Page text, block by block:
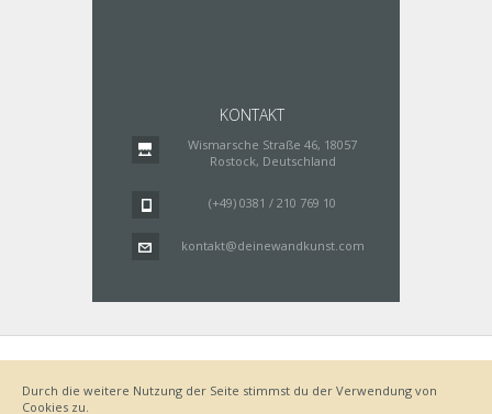
KONTAKT
Wismarsche Straße 46, 18057
Rostock, Deutschland
(+49) 0381 / 210 769 10
kontakt@deinewandkunst.com
Datenschutz
Lieferung
Bestellvorgang
AGB
Durch die weitere Nutzung der Seite stimmst du der Verwendung von
Cookies zu.